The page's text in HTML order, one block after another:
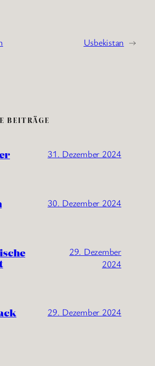
Usbekistan →
BEITRÄGE
31. Dezember 2024
30. Dezember 2024
29. Dezember
2024
29. Dezember 2024